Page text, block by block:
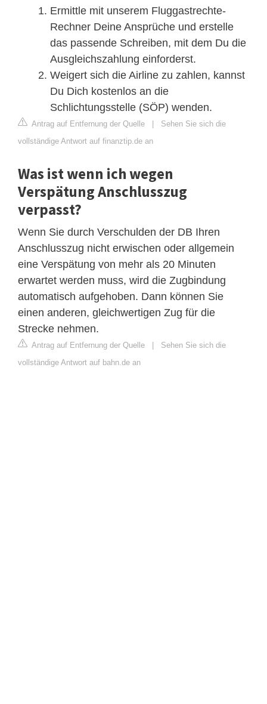
Ermittle mit unserem Fluggastrechte-
Rechner Deine Ansprüche und erstelle
das passende Schreiben, mit dem Du die
Ausgleichszahlung einforderst.
Weigert sich die Airline zu zahlen, kannst
Du Dich kostenlos an die
Schlichtungsstelle (SÖP) wenden.
Antrag auf Entfernung der Quelle | Sehen Sie sich die
vollständige Antwort auf finanztip.de an
Was ist wenn ich wegen
Verspätung Anschlusszug
verpasst?
Wenn Sie durch Verschulden der DB Ihren
Anschlusszug nicht erwischen oder allgemein
eine Verspätung von mehr als 20 Minuten
erwartet werden muss, wird die Zugbindung
automatisch aufgehoben. Dann können Sie
einen anderen, gleichwertigen Zug für die
Strecke nehmen.
Antrag auf Entfernung der Quelle | Sehen Sie sich die
vollständige Antwort auf bahn.de an